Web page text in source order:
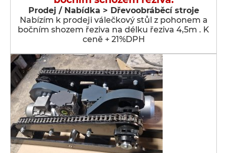
Prodej / Nabídka > Dřevoobráběcí stroje
Nabízím k prodeji válečkový stůl z pohonem a
bočním shozem řeziva na délku řeziva 4,5m . K
ceně + 21%DPH